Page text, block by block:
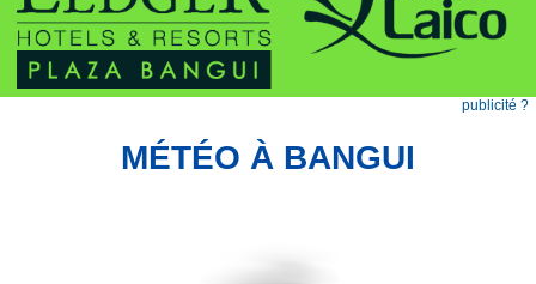
publicité ?
MÉTÉO À BANGUI